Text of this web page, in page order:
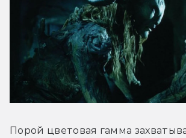
Порой цветовая гамма